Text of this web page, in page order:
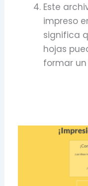
Este
impreso
significa
hojas
formar